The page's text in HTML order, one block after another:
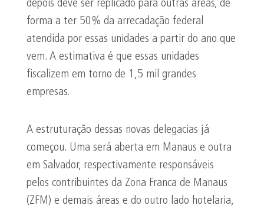
depois deve ser replicado para outras áreas, de
forma a ter 50% da arrecadação federal
atendida por essas unidades a partir do ano que
vem. A estimativa é que essas unidades
fiscalizem em torno de 1,5 mil grandes
empresas.
A estruturação dessas novas delegacias já
começou. Uma será aberta em Manaus e outra
em Salvador, respectivamente responsáveis
pelos contribuintes da Zona Franca de Manaus
(ZFM) e demais áreas e do outro lado hotelaria,